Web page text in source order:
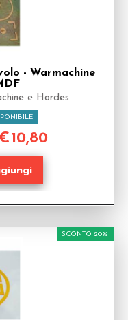
- Warmachine
e Hordes
10,80
SCONTO 20%